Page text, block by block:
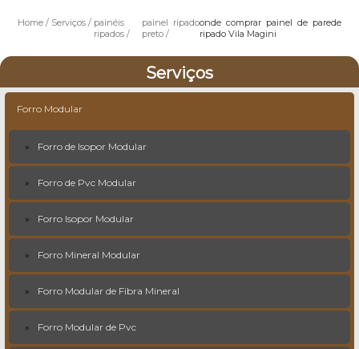
Home Serviços
painéis
ripados
painel ripado
preto
onde comprar painel de parede
ripado Vila Magini
Serviços
Forro Modular
Forro de Isopor Modular
Forro de Pvc Modular
Forro Isopor Modular
Forro Mineral Modular
Forro Modular de Fibra Mineral
Forro Modular de Pvc